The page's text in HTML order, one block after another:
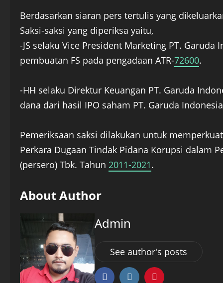
Berdasarkan siaran pers tertulis yang
Saksi-saksi yang diperiksa yaitu,
-JS selaku Vice President Marketing PT.
pembuatan FS pada pengadaan ATR-72600.
-HH selaku Direktur Keuangan PT. Garuda
dana dari hasil IPO saham PT. Garuda
Pemeriksaan saksi dilakukan untuk
Perkara Dugaan Tindak Pidana Korupsi dalam
(persero) Tbk. Tahun 2011-2021.
About Author
Admin
See author's posts